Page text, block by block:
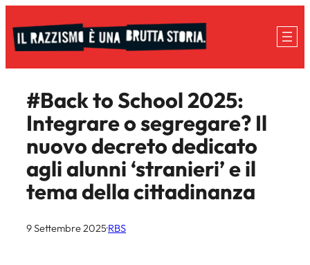
al
#Back to School 2025:
Integrare o segregare? Il
nuovo decreto dedicato
agli alunni ‘stranieri’ e il
tema della cittadinanza
9 Settembre 2025·RBS